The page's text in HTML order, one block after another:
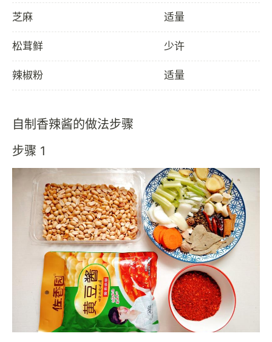
芝麻 适量
松茸鲜 少许
辣椒粉 适量
自制香辣酱的做法步骤
步骤 1